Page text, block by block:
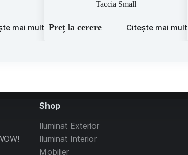
mai mult
Taccia Small
Preț la cerere Citește mai mult
Shop
Iluminat Exterior
Iluminat Interior
Mobilier